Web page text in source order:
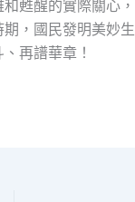
甦醒的實際關心
，國民發明美妙
再譜華章！